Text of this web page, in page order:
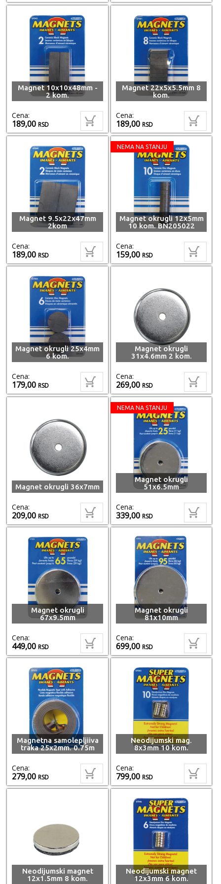
Magnet 10x10x48mm -
2 kom.
Cena:
189,00RSD
Magnet 22x5x5.5mm 8
kom.
Cena:
189,00RSD
Magnet 9.5x22x47mm
2kom
Cena:
189,00RSD
NEMA NA STANJU
Magnet okrugli 12x5mm
10 kom. BN205022
Cena:
159,00RSD
Magnet okrugli 25x4mm
6 kom.
Cena:
179,00RSD
Magnet okrugli
31x4.6mm 2 kom.
Cena:
269,00RSD
Magnet okrugli 36x7mm
Cena:
209,00RSD
NEMA NA STANJU
Magnet okrugli
51x6.5mm
Cena:
339,00RSD
Magnet okrugli
67x9.5mm
Cena:
449,00RSD
Magnet okrugli
81x10mm
Cena:
699,00RSD
Magnetna samolepljiiva
traka 25x2mm. 0.75m
Cena:
279,00RSD
Neodijumski mag.
8x3mm 10 kom.
Cena:
799,00RSD
Neodijumski magnet
12x1.5mm 8 kom.
Neodijumski magnet
12x3mm 6 kom.